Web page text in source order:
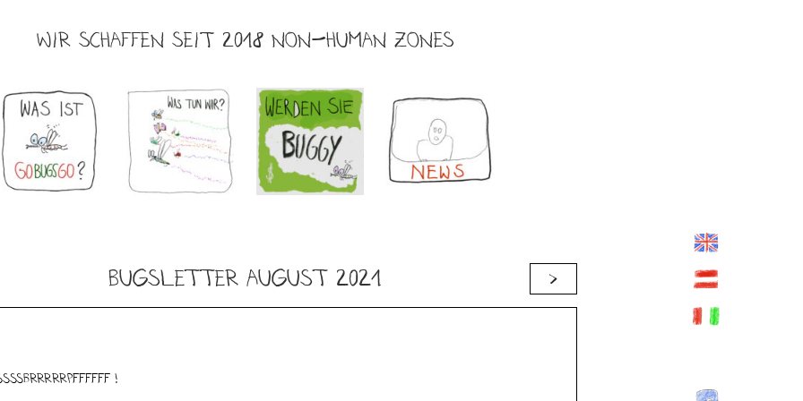
WIR SCHAFFEN SEIT 2018 NON-HUMAN ZONES
Bugsletter August 2021 >